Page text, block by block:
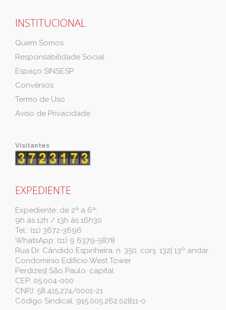
INSTITUCIONAL
Quem Somos
Responsabilidade Social
Espaço SINSESP
Convênios
Termo de Uso
Aviso de Privacidade
Visitantes
EXPEDIENTE
Expediente: de 2ª a 6ª:
9h às 12h / 13h às 16h30
Tel.: (11) 3672-3696
WhatsApp: (11) 9 6379-5878
Rua Dr. Cândido Espinheira, n. 350, conj. 132| 13º andar
Condomínio Edifício West Tower
Perdizes| São Paulo, capital
CEP: 05.004-000
CNPJ: 58.415.274/0001-21
Código Sindical: 915.005.262.02811-0